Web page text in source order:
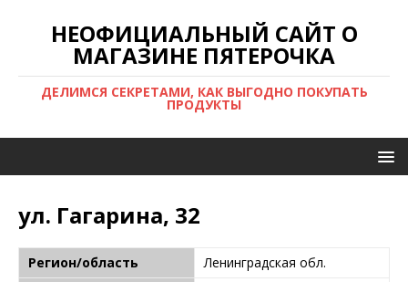
НЕОФИЦИАЛЬНЫЙ САЙТ О
МАГАЗИНЕ ПЯТЕРОЧКА
ДЕЛИМСЯ СЕКРЕТАМИ, КАК ВЫГОДНО ПОКУПАТЬ
ПРОДУКТЫ
ул. Гагарина, 32
Регион/область
Ленинградская обл.